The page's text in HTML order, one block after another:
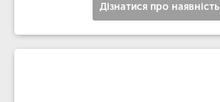
Дізнатися про наявність